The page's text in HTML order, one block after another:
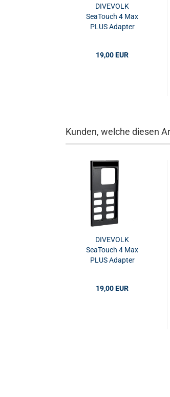
DIVEVOLK
SeaTouch 4 Max
PLUS Adapter
19,00 EUR
Kunden, welche diesen
DIVEVOLK
SeaTouch 4 Max
PLUS Adapter
19,00 EUR